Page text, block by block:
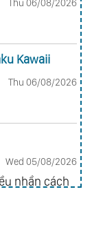
Kawaii
Thu 06/08/2026
Wed 05/08/2026
nhần cách